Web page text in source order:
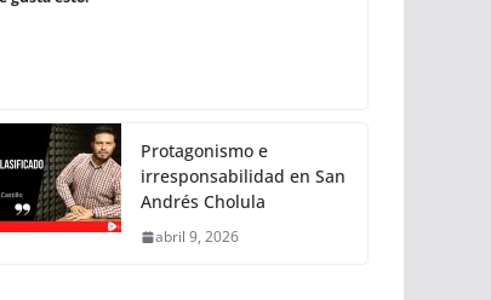
Protagonismo e
irresponsabilidad en San
Andrés Cholula
abril 9, 2026